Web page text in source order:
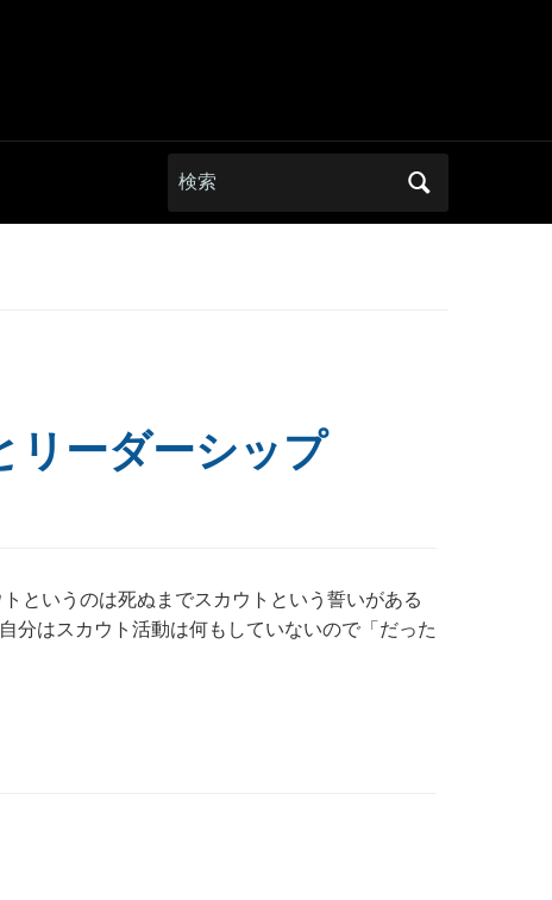
Search
for:
ーダーシップ
というのは死ぬまでスカウトという誓いがある
分はスカウト活動は何もしていないので「だった